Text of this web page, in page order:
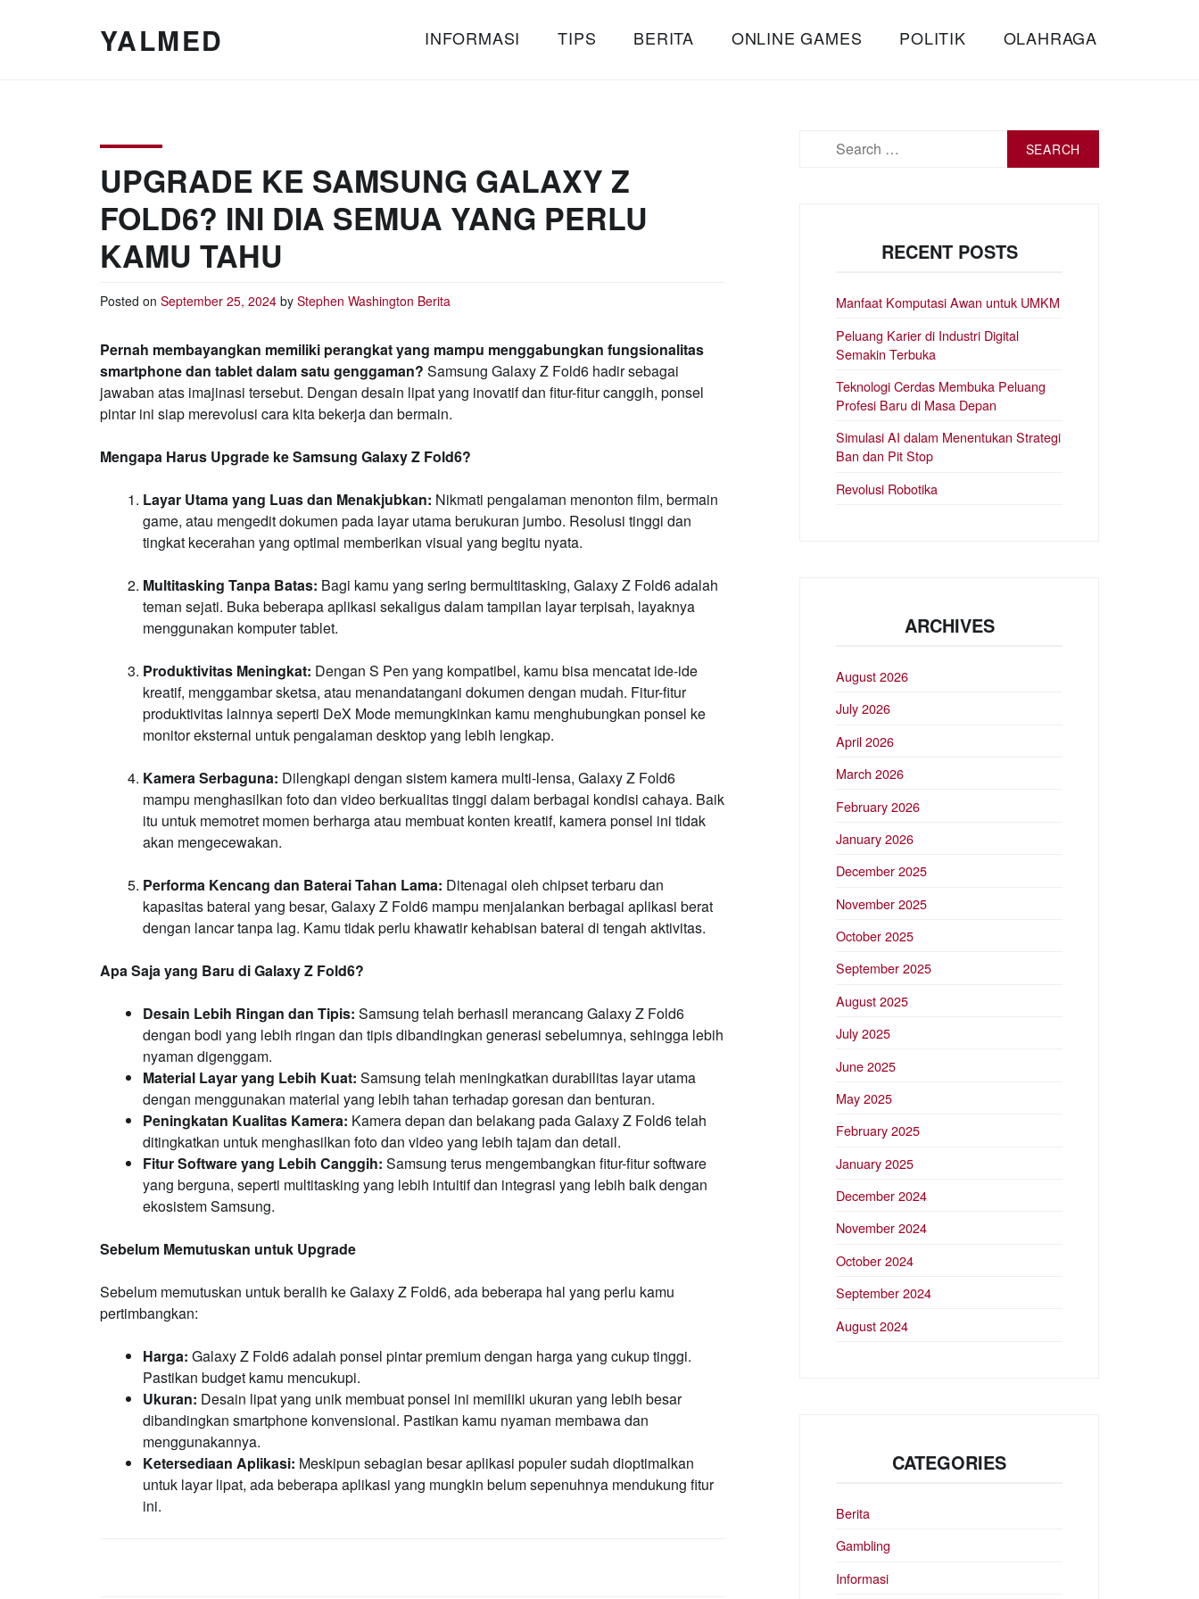
YALMED INFORMASI TIPS BERITA ONLINE GAMES POLITIK OLAHRAGA
UPGRADE KE SAMSUNG GALAXY Z
FOLD6? INI DIA SEMUA YANG PERLU
KAMU TAHU
Posted on September 25, 2024 by Stephen Washington Berita
Pernah membayangkan memiliki perangkat yang mampu menggabungkan fungsionalitas
smartphone dan tablet dalam satu genggaman? Samsung Galaxy Z Fold6 hadir sebagai
jawaban atas imajinasi tersebut. Dengan desain lipat yang inovatif dan fitur-fitur canggih, ponsel
pintar ini siap merevolusi cara kita bekerja dan bermain.
Mengapa Harus Upgrade ke Samsung Galaxy Z Fold6?
Layar Utama yang Luas dan Menakjubkan: Nikmati pengalaman menonton film, bermain
game, atau mengedit dokumen pada layar utama berukuran jumbo. Resolusi tinggi dan
tingkat kecerahan yang optimal memberikan visual yang begitu nyata.
Multitasking Tanpa Batas: Bagi kamu yang sering bermultitasking, Galaxy Z Fold6 adalah
teman sejati. Buka beberapa aplikasi sekaligus dalam tampilan layar terpisah, layaknya
menggunakan komputer tablet.
Produktivitas Meningkat: Dengan S Pen yang kompatibel, kamu bisa mencatat ide-ide
kreatif, menggambar sketsa, atau menandatangani dokumen dengan mudah. Fitur-fitur
produktivitas lainnya seperti DeX Mode memungkinkan kamu menghubungkan ponsel ke
monitor eksternal untuk pengalaman desktop yang lebih lengkap.
Kamera Serbaguna: Dilengkapi dengan sistem kamera multi-lensa, Galaxy Z Fold6
mampu menghasilkan foto dan video berkualitas tinggi dalam berbagai kondisi cahaya. Baik
itu untuk memotret momen berharga atau membuat konten kreatif, kamera ponsel ini tidak
akan mengecewakan.
Performa Kencang dan Baterai Tahan Lama: Ditenagai oleh chipset terbaru dan
kapasitas baterai yang besar, Galaxy Z Fold6 mampu menjalankan berbagai aplikasi berat
dengan lancar tanpa lag. Kamu tidak perlu khawatir kehabisan baterai di tengah aktivitas.
Apa Saja yang Baru di Galaxy Z Fold6?
Desain Lebih Ringan dan Tipis: Samsung telah berhasil merancang Galaxy Z Fold6
dengan bodi yang lebih ringan dan tipis dibandingkan generasi sebelumnya, sehingga lebih
nyaman digenggam.
Material Layar yang Lebih Kuat: Samsung telah meningkatkan durabilitas layar utama
dengan menggunakan material yang lebih tahan terhadap goresan dan benturan.
Peningkatan Kualitas Kamera: Kamera depan dan belakang pada Galaxy Z Fold6 telah
ditingkatkan untuk menghasilkan foto dan video yang lebih tajam dan detail.
Fitur Software yang Lebih Canggih: Samsung terus mengembangkan fitur-fitur software
yang berguna, seperti multitasking yang lebih intuitif dan integrasi yang lebih baik dengan
ekosistem Samsung.
Sebelum Memutuskan untuk Upgrade
Sebelum memutuskan untuk beralih ke Galaxy Z Fold6, ada beberapa hal yang perlu kamu
pertimbangkan:
Harga: Galaxy Z Fold6 adalah ponsel pintar premium dengan harga yang cukup tinggi.
Pastikan budget kamu mencukupi.
Ukuran: Desain lipat yang unik membuat ponsel ini memiliki ukuran yang lebih besar
dibandingkan smartphone konvensional. Pastikan kamu nyaman membawa dan
menggunakannya.
Ketersediaan Aplikasi: Meskipun sebagian besar aplikasi populer sudah dioptimalkan
untuk layar lipat, ada beberapa aplikasi yang mungkin belum sepenuhnya mendukung fitur
ini.
RECENT POSTS
Manfaat Komputasi Awan untuk UMKM
Peluang Karier di Industri Digital
Semakin Terbuka
Teknologi Cerdas Membuka Peluang
Profesi Baru di Masa Depan
Simulasi AI dalam Menentukan Strategi
Ban dan Pit Stop
Revolusi Robotika
ARCHIVES
August 2026
July 2026
April 2026
March 2026
February 2026
January 2026
December 2025
November 2025
October 2025
September 2025
August 2025
July 2025
June 2025
May 2025
February 2025
January 2025
December 2024
November 2024
October 2024
September 2024
August 2024
CATEGORIES
Berita
Gambling
Informasi